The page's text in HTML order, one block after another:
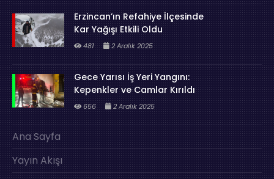
Erzincan’ın Refahiye İlçesinde
Kar Yağışı Etkili Oldu
481 2 Aralık 2025
Gece Yarısı İş Yeri Yangını:
Kepenkler ve Camlar Kırıldı
656 2 Aralık 2025
Ana Sayfa
Yayın Akışı